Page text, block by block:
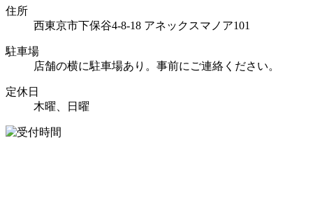
住所
西東京市下保谷4-8-18 アネックスマノア101
駐車場
店舗の横に駐車場あり。事前にご連絡ください。
定休日
木曜、日曜